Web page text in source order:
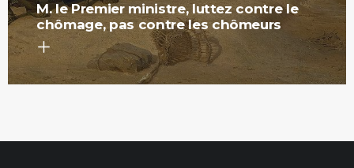
M. le Premier ministre, luttez contre le
chômage, pas contre les chômeurs